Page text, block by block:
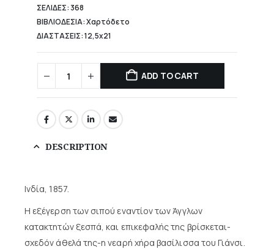
ΣΕΛΙΔΕΣ: 368
ΒΙΒΛΙΟΔΕΣΙΑ: Χαρτόδετο
ΔΙΑΣΤΑΣΕΙΣ: 12,5x21
ADD TO CART
DESCRIPTION
Ινδία, 1857.
Η εξέγερση των σιπού εναντίον των Άγγλων
κατακτητών ξεσπά, και επικεφαλής της βρίσκεται-
σχεδόν άθελά της-η νεαρή χήρα βασίλισσα του Γιάνσι.